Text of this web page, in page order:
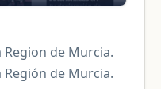
de Murcia.
de Murcia.